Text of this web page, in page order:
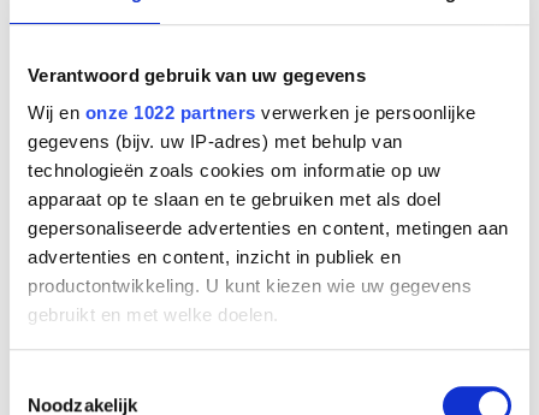
Verantwoord gebruik van uw gegevens
Wij en onze 1022 partners verwerken je persoonlijke
gegevens (bijv. uw IP-adres) met behulp van
technologieën zoals cookies om informatie op uw
apparaat op te slaan en te gebruiken met als doel
gepersonaliseerde advertenties en content, metingen aan
advertenties en content, inzicht in publiek en
productontwikkeling. U kunt kiezen wie uw gegevens
gebruikt en met welke doelen.
Informatie verzamelen over uw geografische
Noodzakelijk
Adam Pynacker